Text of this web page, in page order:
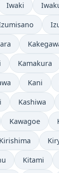
Iwaki
Kamakura
Kani
Kashiwa
Kawagoe
Kirishima
Kitami